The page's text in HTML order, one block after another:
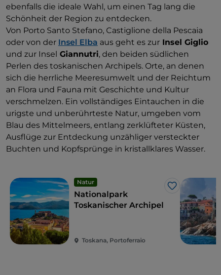
ebenfalls die ideale Wahl, um einen Tag lang die
Schönheit der Region zu entdecken.
Von Porto Santo Stefano, Castiglione della Pescaia
oder von der Insel Elba aus geht es zur Insel Giglio
und zur Insel Giannutri, den beiden südlichen
Perlen des toskanischen Archipels. Orte, an denen
sich die herrliche Meeresumwelt und der Reichtum
an Flora und Fauna mit Geschichte und Kultur
verschmelzen. Ein vollständiges Eintauchen in die
urigste und unberührteste Natur, umgeben vom
Blau des Mittelmeers, entlang zerklüfteter Küsten,
Ausflüge zur Entdeckung unzähliger versteckter
Buchten und Kopfsprünge in kristallklares Wasser.
Natur
Like
Nationalpark
Toskanischer Archipel
Toskana, Portoferraio